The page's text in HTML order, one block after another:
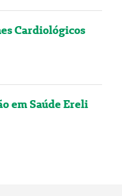
Cardiológicos
em Saúde Ereli